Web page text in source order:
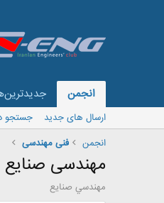
انجمن
ارسال های جدید
جستجو
انجمن
فنی مهندسی
مهندسی صنایع
مهندسي صنايع